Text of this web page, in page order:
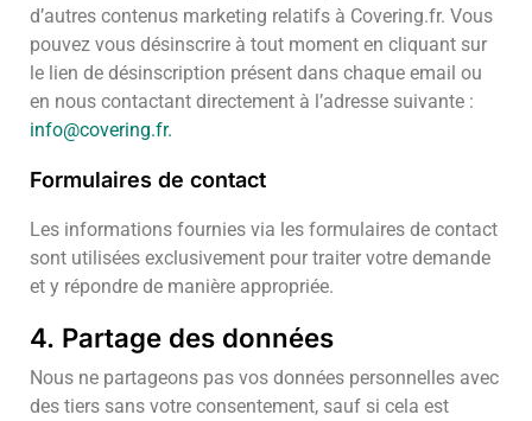
d’autres contenus marketing relatifs à Covering.fr. Vous
pouvez vous désinscrire à tout moment en cliquant sur
le lien de désinscription présent dans chaque email ou
en nous contactant directement à l’adresse suivante :
info@covering.fr.
Formulaires de contact
Les informations fournies via les formulaires de contact
sont utilisées exclusivement pour traiter votre demande
et y répondre de manière appropriée.
4. Partage des données
Nous ne partageons pas vos données personnelles avec
des tiers sans votre consentement, sauf si cela est